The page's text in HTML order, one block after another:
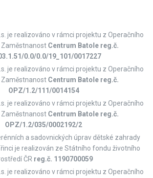
je realizováno v rámci projektu z Operačního
Centrum Batole reg.č.
0.0/0.0/19_101/0017227
je realizováno v rámci projektu z Operačního
Centrum Batole reg.č.
OPZ/1.2/111/0014154
je realizováno v rámci projektu z Operačního
Centrum Batole reg.č.
OPZ/1.2/035/0002192/2
a sadovnických úprav dětské zahrady
je realizován ze Státního fondu životního
ČR reg.č. 1190700059
je realizováno v rámci projektu z Operačního